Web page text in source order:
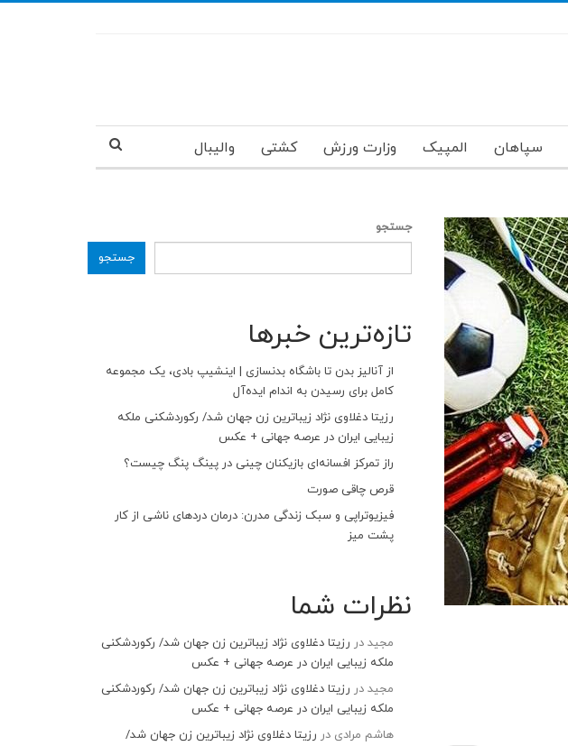
سپاهان المپیک وزارت ورزش کشتی والیبال
جستجو
جستجو
تازه‌ترین خبرها
از آنالیز بدن تا باشگاه بدنسازی | اینشیپ بادی، یک مجموعه
کامل برای رسیدن به اندام ایده‌آل
رزیتا دغلاوی نژاد زیباترین زن جهان شد/ رکوردشکنی ملکه
زیبایی ایران در عرصه جهانی + عکس
راز تمرکز افسانه‌ای بازیکنان چینی در پینگ پنگ چیست؟
قرص چاقی صورت
فیزیوتراپی و سبک زندگی مدرن: درمان دردهای ناشی از کار
پشت میز
نظرات شما
مجیددر رزیتا دغلاوی نژاد زیباترین زن جهان شد/ رکوردشکنی
ملکه زیبایی ایران در عرصه جهانی + عکس
مجیددر رزیتا دغلاوی نژاد زیباترین زن جهان شد/ رکوردشکنی
ملکه زیبایی ایران در عرصه جهانی + عکس
هاشم مرادی در رزیتا دغلاوی نژاد زیباترین زن جهان شد/